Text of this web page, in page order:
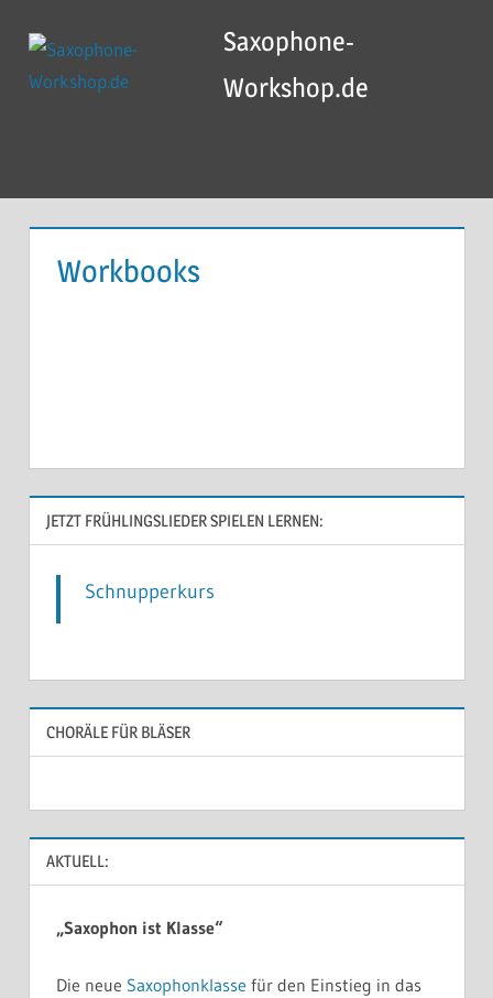
Saxophone-
Workshop.de
Workbooks
JETZT FRÜHLINGSLIEDER SPIELEN LERNEN:
Schnupperkurs
CHORÄLE FÜR BLÄSER
AKTUELL:
„Saxophon ist Klasse“
Die neue Saxophonklasse für den Einstieg in das